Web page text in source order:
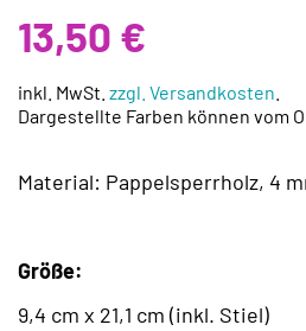
13,50 €
inkl. MwSt. zzgl. Versandkosten
Dargestellte Farben können vom
Material: Pappelsperrholz, 4
Größe:
9,4 cm x 21,1 cm (inkl. Stiel)